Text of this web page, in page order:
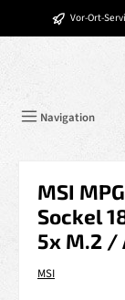
Zum HauptinhaltVor-Ort-
Navigation
MSI
Sockel
5x M.2 /
MSI